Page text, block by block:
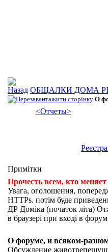
ОБЩАЛКИ ДОМА
О
<Отчеты>
Примітки
Прочесть всем, кто
Увага, оголошення,
HTTPs. потім буде
ДР Доміка (початок літа)
в браузері при вході в
О форуме, и всяком-
Обсуждение